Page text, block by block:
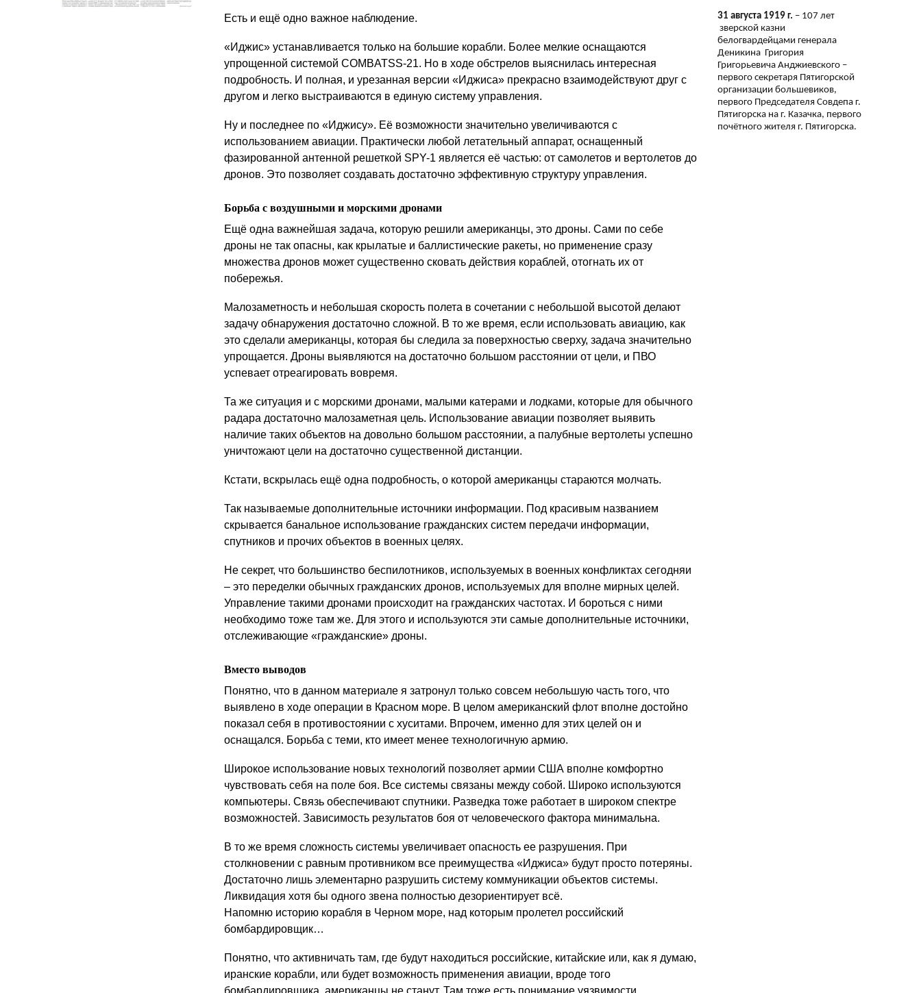
Есть и ещё одно важное наблюдение.
«Иджис» устанавливается только на большие корабли. Более мелкие оснащаются
упрощенной системой COMBATSS-21. Но в ходе обстрелов выяснилась интересная
подробность. И полная, и урезанная версии «Иджиса» прекрасно взаимодействуют друг с
другом и легко выстраиваются в единую систему управления.
Ну и последнее по «Иджису». Её возможности значительно увеличиваются с
использованием авиации. Практически любой летательный аппарат, оснащенный
фазированной антенной решеткой SPY-1 является её частью: от самолетов и вертолетов до
дронов. Это позволяет создавать достаточно эффективную структуру управления.
Борьба с воздушными и морскими дронами
Ещё одна важнейшая задача, которую решили американцы, это дроны. Сами по себе
дроны не так опасны, как крылатые и баллистические ракеты, но применение сразу
множества дронов может существенно сковать действия кораблей, отогнать их от
побережья.
Малозаметность и небольшая скорость полета в сочетании с небольшой высотой делают
задачу обнаружения достаточно сложной. В то же время, если использовать авиацию, как
это сделали американцы, которая бы следила за поверхностью сверху, задача значительно
упрощается. Дроны выявляются на достаточно большом расстоянии от цели, и ПВО
успевает отреагировать вовремя.
Та же ситуация и с морскими дронами, малыми катерами и лодками, которые для обычного
радара достаточно малозаметная цель. Использование авиации позволяет выявить
наличие таких объектов на довольно большом расстоянии, а палубные вертолеты успешно
уничтожают цели на достаточно существенной дистанции.
Кстати, вскрылась ещё одна подробность, о которой американцы стараются молчать.
Так называемые дополнительные источники информации. Под красивым названием
скрывается банальное использование гражданских систем передачи информации,
спутников и прочих объектов в военных целях.
Не секрет, что большинство беспилотников, используемых в военных конфликтах сегодняи
– это переделки обычных гражданских дронов, используемых для вполне мирных целей.
Управление такими дронами происходит на гражданских частотах. И бороться с ними
необходимо тоже там же. Для этого и используются эти самые дополнительные источники,
отслеживающие «гражданские» дроны.
Вместо выводов
Понятно, что в данном материале я затронул только совсем небольшую часть того, что
выявлено в ходе операции в Красном море. В целом американский флот вполне достойно
показал себя в противостоянии с хуситами. Впрочем, именно для этих целей он и
оснащался. Борьба с теми, кто имеет менее технологичную армию.
Широкое использование новых технологий позволяет армии США вполне комфортно
чувствовать себя на поле боя. Все системы связаны между собой. Широко используются
компьютеры. Связь обеспечивают спутники. Разведка тоже работает в широком спектре
возможностей. Зависимость результатов боя от человеческого фактора минимальна.
В то же время сложность системы увеличивает опасность ее разрушения. При
столкновении с равным противником все преимущества «Иджиса» будут просто потеряны.
Достаточно лишь элементарно разрушить систему коммуникации объектов системы.
Ликвидация хотя бы одного звена полностью дезориентирует всё.
Напомню историю корабля в Черном море, над которым пролетел российский
бомбардировщик…
Понятно, что активничать там, где будут находиться российские, китайские или, как я думаю,
иранские корабли, или будет возможность применения авиации, вроде того
бомбардировщика, американцы не станут. Там тоже есть понимание уязвимости
31 августа 1919 г. – 107 лет
зверской казни
белогвардейцами генерала
Деникина Григория
Григорьевича Анджиевского –
первого секретаря Пятигорской
организации большевиков,
первого Председателя Совдепа г.
Пятигорска на г. Казачка, первого
почётного жителя г. Пятигорска.